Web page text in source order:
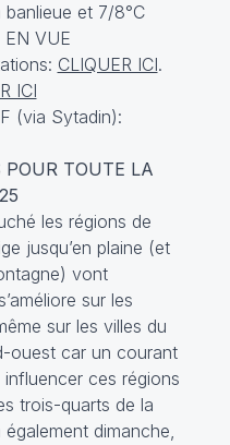
et 7/8°C
EN VUE
CLIQUER ICI.
ICI
(via Sytadin):
TOUTE LA
les régions de
jusqu’en plaine (et
vont
sur les
sur les villes du
ouest car un courant
ces régions
trois-quarts de la
dimanche,